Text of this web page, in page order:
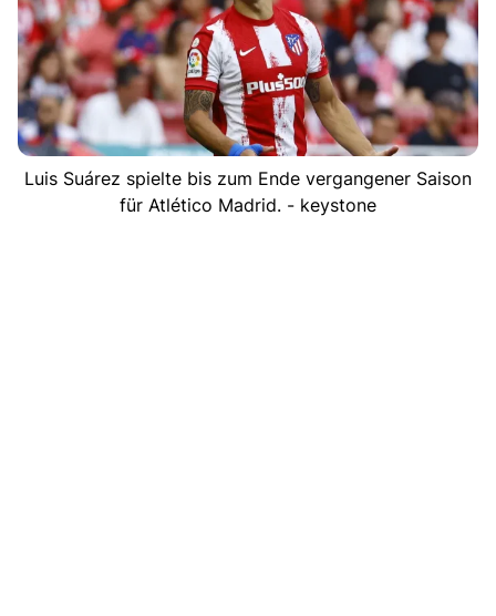
Luis Suárez spielte bis zum Ende vergangener Saison
für Atlético Madrid. - keystone